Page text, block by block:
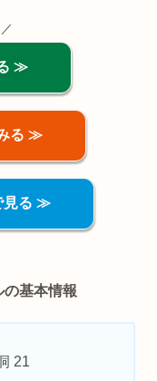
≫
る ≫
見る ≫
の基本情報
21